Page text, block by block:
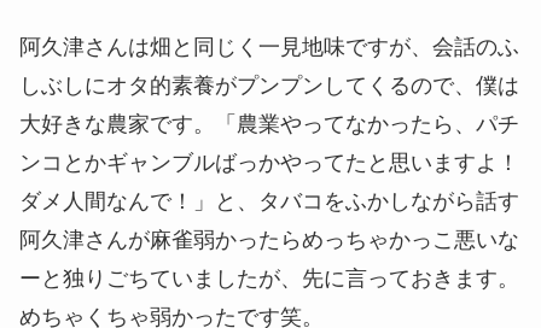
阿久津さんは畑と同じく一見地味ですが、会話のふ
しぶしにオタ的素養がプンプンしてくるので、僕は
大好きな農家です。「農業やってなかったら、パチ
ンコとかギャンブルばっかやってたと思いますよ！
ダメ人間なんで！」と、タバコをふかしながら話す
阿久津さんが麻雀弱かったらめっちゃかっこ悪いな
ーと独りごちていましたが、先に言っておきます。
めちゃくちゃ弱かったです笑。